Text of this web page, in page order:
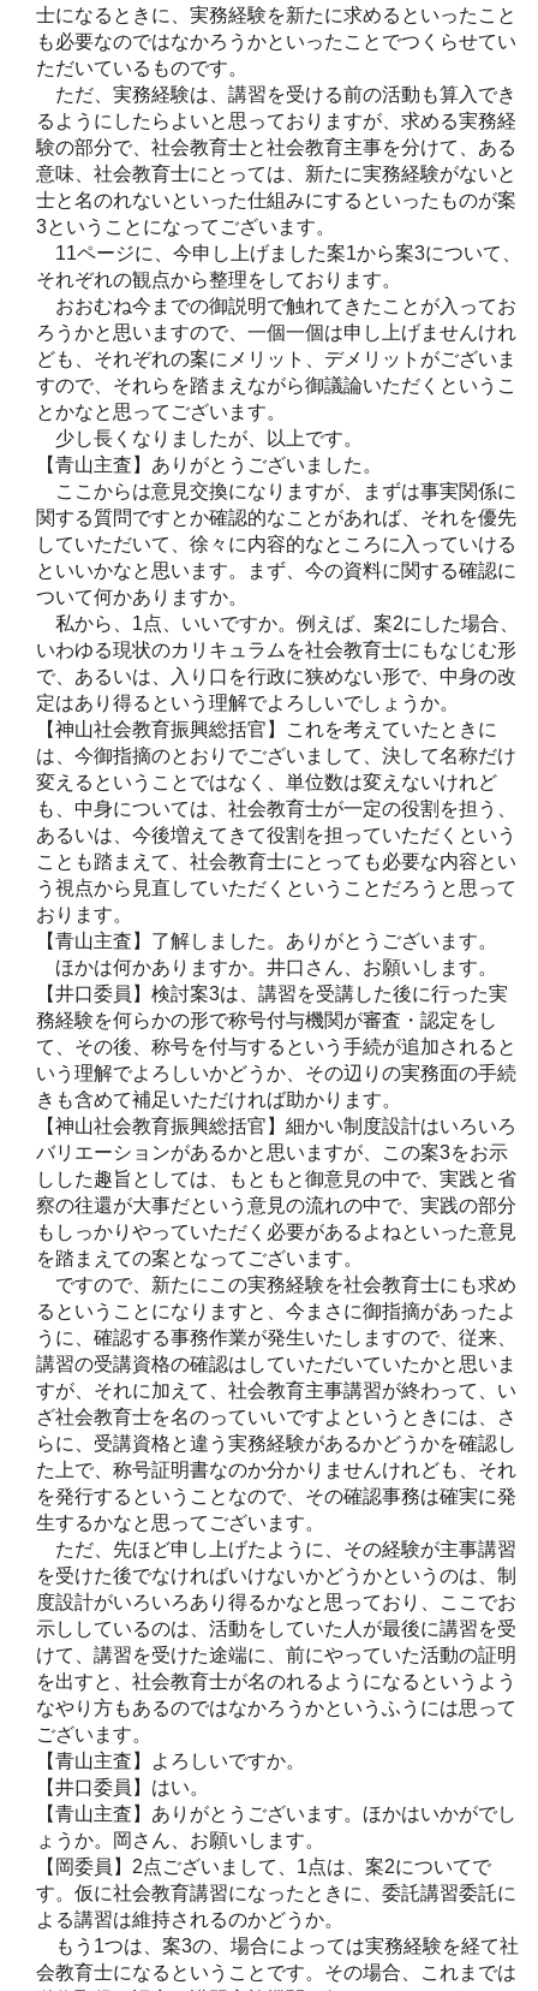
士になるときに、実務経験を新たに求めるといったこと
も必要なのではなかろうかといったことでつくらせてい
ただいているものです。
ただ、実務経験は、講習を受ける前の活動も算入でき
るようにしたらよいと思っておりますが、求める実務経
験の部分で、社会教育士と社会教育主事を分けて、ある
意味、社会教育士にとっては、新たに実務経験がないと
士と名のれないといった仕組みにするといったものが案
3ということになってございます。
11ページに、今申し上げました案1から案3について、
それぞれの観点から整理をしております。
おおむね今までの御説明で触れてきたことが入ってお
ろうかと思いますので、一個一個は申し上げませんけれ
ども、それぞれの案にメリット、デメリットがございま
すので、それらを踏まえながら御議論いただくというこ
とかなと思ってございます。
少し長くなりましたが、以上です。
【青山主査】ありがとうございました。
ここからは意見交換になりますが、まずは事実関係に
関する質問ですとか確認的なことがあれば、それを優先
していただいて、徐々に内容的なところに入っていける
といいかなと思います。まず、今の資料に関する確認に
ついて何かありますか。
私から、1点、いいですか。例えば、案2にした場合、
いわゆる現状のカリキュラムを社会教育士にもなじむ形
で、あるいは、入り口を行政に狭めない形で、中身の改
定はあり得るという理解でよろしいでしょうか。
【神山社会教育振興総括官】これを考えていたときに
は、今御指摘のとおりでございまして、決して名称だけ
変えるということではなく、単位数は変えないけれど
も、中身については、社会教育士が一定の役割を担う、
あるいは、今後増えてきて役割を担っていただくという
ことも踏まえて、社会教育士にとっても必要な内容とい
う視点から見直していただくということだろうと思って
おります。
【青山主査】了解しました。ありがとうございます。
ほかは何かありますか。井口さん、お願いします。
【井口委員】検討案3は、講習を受講した後に行った実
務経験を何らかの形で称号付与機関が審査・認定をし
て、その後、称号を付与するという手続が追加されると
いう理解でよろしいかどうか、その辺りの実務面の手続
きも含めて補足いただければ助かります。
【神山社会教育振興総括官】細かい制度設計はいろいろ
バリエーションがあるかと思いますが、この案3をお示
しした趣旨としては、もともと御意見の中で、実践と省
察の往還が大事だという意見の流れの中で、実践の部分
もしっかりやっていただく必要があるよねといった意見
を踏まえての案となってございます。
ですので、新たにこの実務経験を社会教育士にも求め
るということになりますと、今まさに御指摘があったよ
うに、確認する事務作業が発生いたしますので、従来、
講習の受講資格の確認はしていただいていたかと思いま
すが、それに加えて、社会教育主事講習が終わって、い
ざ社会教育士を名のっていいですよというときには、さ
らに、受講資格と違う実務経験があるかどうかを確認し
た上で、称号証明書なのか分かりませんけれども、それ
を発行するということなので、その確認事務は確実に発
生するかなと思ってございます。
ただ、先ほど申し上げたように、その経験が主事講習
を受けた後でなければいけないかどうかというのは、制
度設計がいろいろあり得るかなと思っており、ここでお
示ししているのは、活動をしていた人が最後に講習を受
けて、講習を受けた途端に、前にやっていた活動の証明
を出すと、社会教育士が名のれるようになるというよう
なやり方もあるのではなかろうかというふうには思って
ございます。
【青山主査】よろしいですか。
【井口委員】はい。
【青山主査】ありがとうございます。ほかはいかがでし
ょうか。岡さん、お願いします。
【岡委員】2点ございまして、1点は、案2についてで
す。仮に社会教育講習になったときに、委託講習委託に
よる講習は維持されるのかどうか。
もう1つは、案3の、場合によっては実務経験を経て社
会教育士になるということです。その場合、これまでは